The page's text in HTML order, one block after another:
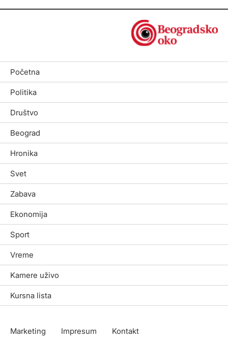
Početna
Politika
Društvo
Beograd
Hronika
Svet
Zabava
Ekonomija
Sport
Vreme
Kamere uživo
Kursna lista
Marketing Impresum
Kontakt